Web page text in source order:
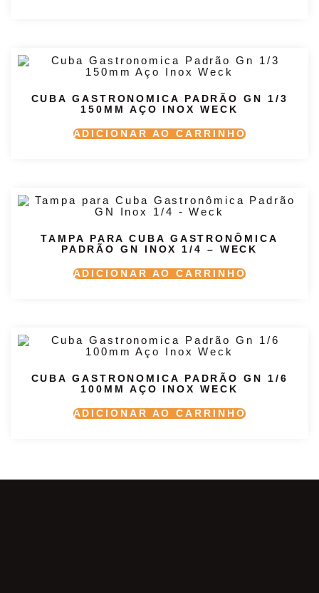
CUBA GASTRONOMICA PADRÃO GN 1/3
150MM AÇO INOX WECK
ADICIONAR AO CARRINHO
TAMPA PARA CUBA GASTRONÔMICA
PADRÃO GN INOX 1/4 – WECK
ADICIONAR AO CARRINHO
CUBA GASTRONOMICA PADRÃO GN 1/6
100MM AÇO INOX WECK
ADICIONAR AO CARRINHO